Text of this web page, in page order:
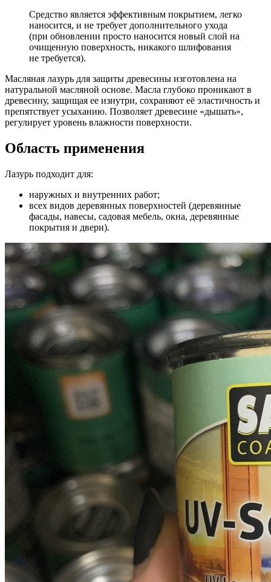
Средство является эффективным покрытием, легко
наносится, и не требует дополнительного ухода
(при обновлении просто наносится новый слой на
очищенную поверхность, никакого шлифования
не требуется).
Масляная лазурь для защиты древесины изготовлена на
натуральной масляной основе. Масла глубоко проникают в
древесину, защищая ее изнутри, сохраняют её эластичность и
препятствует усыханию. Позволяет древесине «дышать»,
регулирует уровень влажности поверхности.
Область применения
Лазурь подходит для:
наружных и внутренних работ;
всех видов деревянных поверхностей (деревянные
фасады, навесы, садовая мебель, окна, деревянные
покрытия и двери).